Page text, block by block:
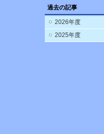
過去の記事
2026年度
2025年度